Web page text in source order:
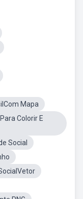
Mapa
Colorir E
Social